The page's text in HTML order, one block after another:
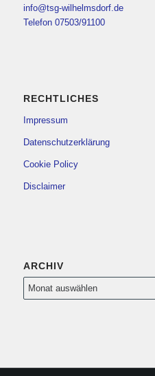
info@tsg-wilhelmsdorf.de
Telefon 07503/91100
RECHTLICHES
Impressum
Datenschutzerklärung
Cookie Policy
Disclaimer
ARCHIV